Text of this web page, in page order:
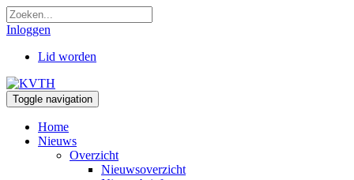
Inloggen
Lid worden
Toggle navigation
Home
Nieuws
Overzicht
Nieuwsoverzicht